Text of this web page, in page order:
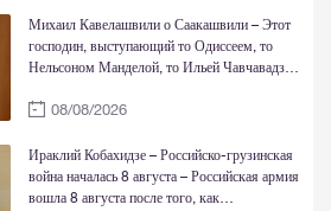
Михаил Кавелашвили о Саакашвили – Этот
господин, выступающий то Одиссеем, то
Нельсоном Манделой, то Ильей Чавчавадзе
является жалкой, трусливой личностью
08/08/2026
Ираклий Кобахидзе – Российско-грузинская
война началась 8 августа – Российская армия
вошла 8 августа после того, как